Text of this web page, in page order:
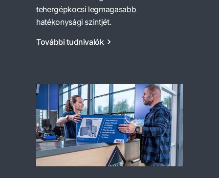
tehergépkocsi legmagasabb
hatékonysági szintjét.
További tudnivalók